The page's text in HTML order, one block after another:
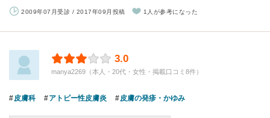
2009年07月受診 / 2017年09月投稿 1人が参考になった
3.0
manya2269（本人・20代・女性・掲載口コミ8件）
皮膚科 アトピー性皮膚炎 皮膚の発疹・かゆみ